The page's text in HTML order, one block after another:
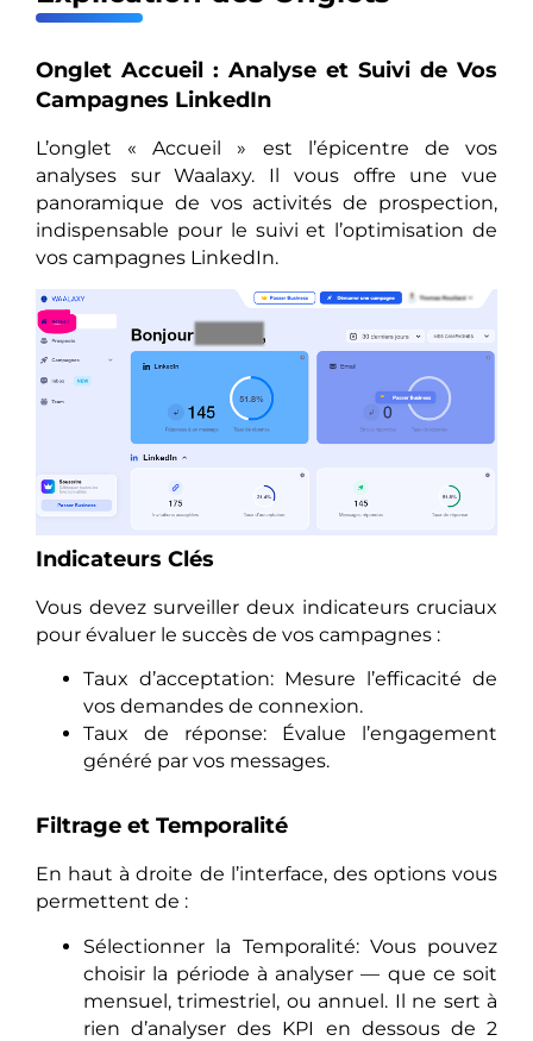
Onglet Accueil : Analyse et Suivi de Vos
Campagnes LinkedIn
L’onglet « Accueil » est l’épicentre de vos
analyses sur Waalaxy. Il vous offre une vue
panoramique de vos activités de prospection,
indispensable pour le suivi et l’optimisation de
vos campagnes LinkedIn.
Indicateurs Clés
Vous devez surveiller deux indicateurs cruciaux
pour évaluer le succès de vos campagnes :
Taux d’acceptation: Mesure l’efficacité de
vos demandes de connexion.
Taux de réponse: Évalue l’engagement
généré par vos messages.
Filtrage et Temporalité
En haut à droite de l’interface, des options vous
permettent de :
Sélectionner la Temporalité: Vous pouvez
choisir la période à analyser — que ce soit
mensuel, trimestriel, ou annuel. Il ne sert à
rien d’analyser des KPI en dessous de 2